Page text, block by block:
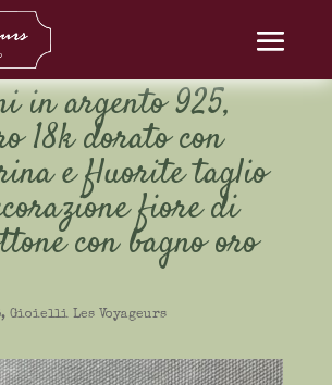
in argento 925,
18k dorato con
e fluorite taglio
fiore di
con bagno oro
, Gioielli Les Voyageurs